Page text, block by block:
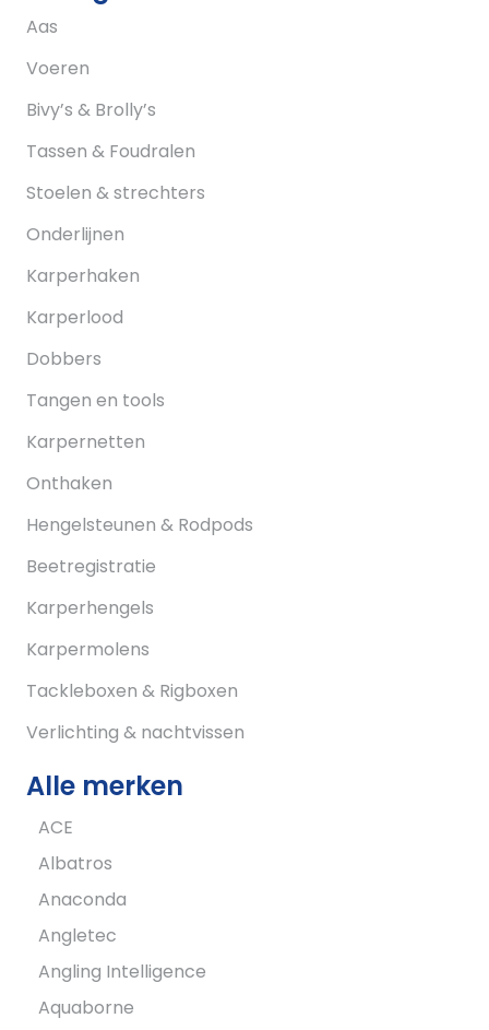
Aas
Voeren
Bivy’s & Brolly’s
Tassen & Foudralen
Stoelen & strechters
Onderlijnen
Karperhaken
Karperlood
Dobbers
Tangen en tools
Karpernetten
Onthaken
Hengelsteunen & Rodpods
Beetregistratie
Karperhengels
Karpermolens
Tackleboxen & Rigboxen
Verlichting & nachtvissen
Alle merken
ACE
Albatros
Anaconda
Angletec
Angling Intelligence
Aquaborne